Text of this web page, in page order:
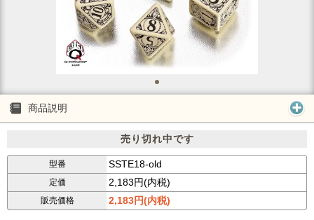
商品説明
売り切れ中です
型番 SSTE18-old
定価 2,183円(内税)
販売価格 2,183円(内税)